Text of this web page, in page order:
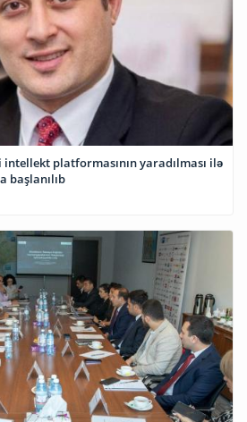
platformasının yaradılması ilə
başlanılıb